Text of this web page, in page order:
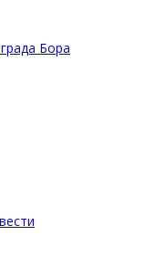
Бора